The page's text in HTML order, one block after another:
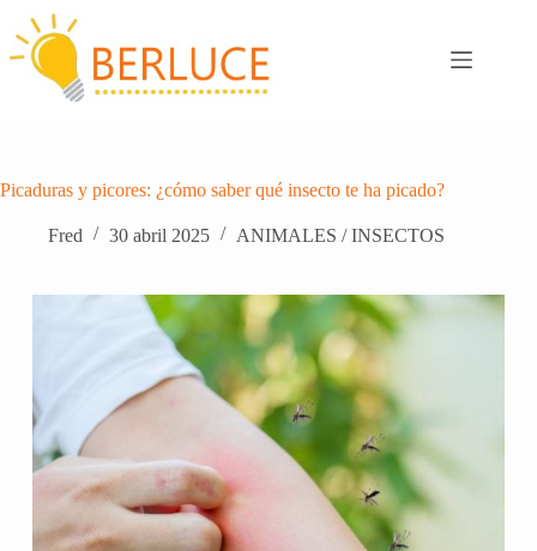
contenido
Picaduras y picores: ¿cómo saber qué insecto te ha picado?
Fred 30 abril 2025 ANIMALES / INSECTOS